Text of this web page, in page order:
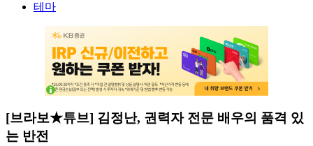
테마
[브라보★튜브] 김정난, 권력자 전문 배우의 품격 있
는 반전